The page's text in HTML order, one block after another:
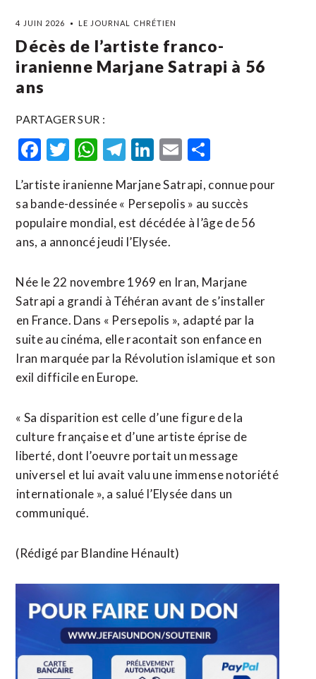
4 JUIN 2026 LE JOURNAL CHRÉTIEN
Décès de l’artiste franco-
iranienne Marjane Satrapi à 56
ans
PARTAGER SUR :
Facebook
Twitter
WhatsApp
Telegram
LinkedIn
Email
L’artiste iranienne Marjane Satrapi, connue pour
sa bande-dessinée « Persepolis » ​au ‌succès
populaire mondial, ​est ⁠décédée à l’âge ‌de ‌56
ans, a annoncé jeudi l’Elysée.
Née le 22 ​novembre 1969 en Iran, Marjane
Satrapi a grandi à Téhéran avant de s’installer
⁠en France. Dans « Persepolis », ⁠adapté par la
suite au cinéma, elle racontait son enfance en
Iran ⁠marquée par ‌la Révolution islamique et ⁠son
exil ​difficile ​en Europe.
« Sa disparition est celle ​d’une figure de la
culture ‌française ​et d’une artiste éprise de ​
liberté, dont l’oeuvre portait un message
universel et lui avait valu une immense notoriété
⁠internationale », a salué l’Elysée dans ​un
communiqué.
(Rédigé par ​Blandine Hénault)